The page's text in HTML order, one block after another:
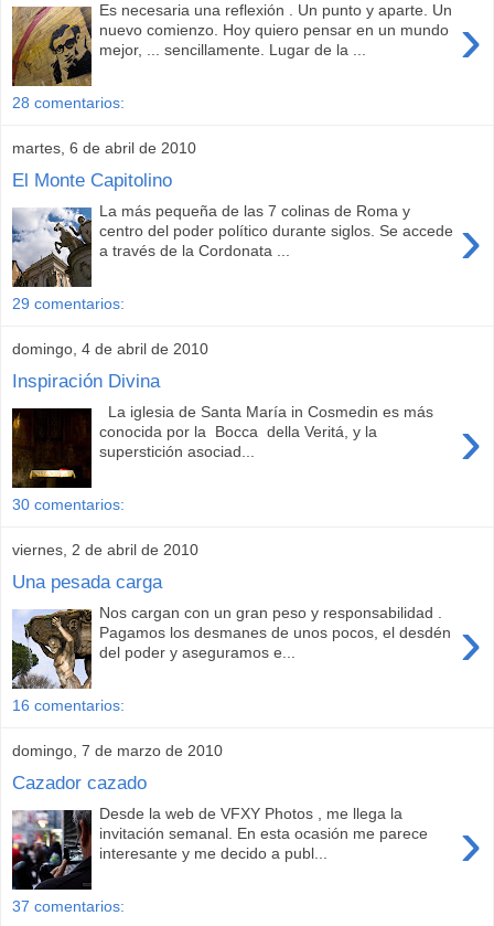
›
Es necesaria una reflexión . Un punto y aparte. Un
nuevo comienzo. Hoy quiero pensar en un mundo
mejor, ... sencillamente. Lugar de la ...
28 comentarios:
martes, 6 de abril de 2010
El Monte Capitolino
›
La más pequeña de las 7 colinas de Roma y
centro del poder político durante siglos. Se accede
a través de la Cordonata ...
29 comentarios:
domingo, 4 de abril de 2010
Inspiración Divina
›
La iglesia de Santa María in Cosmedin es más
conocida por la Bocca della Veritá, y la
superstición asociad...
30 comentarios:
viernes, 2 de abril de 2010
Una pesada carga
›
Nos cargan con un gran peso y responsabilidad .
Pagamos los desmanes de unos pocos, el desdén
del poder y aseguramos e...
16 comentarios:
domingo, 7 de marzo de 2010
Cazador cazado
›
Desde la web de VFXY Photos , me llega la
invitación semanal. En esta ocasión me parece
interesante y me decido a publ...
37 comentarios: